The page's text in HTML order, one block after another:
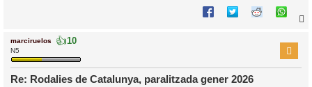
marciruelos 👍10
N5
Re: Rodalies de Catalunya, paralitzada gener 2026